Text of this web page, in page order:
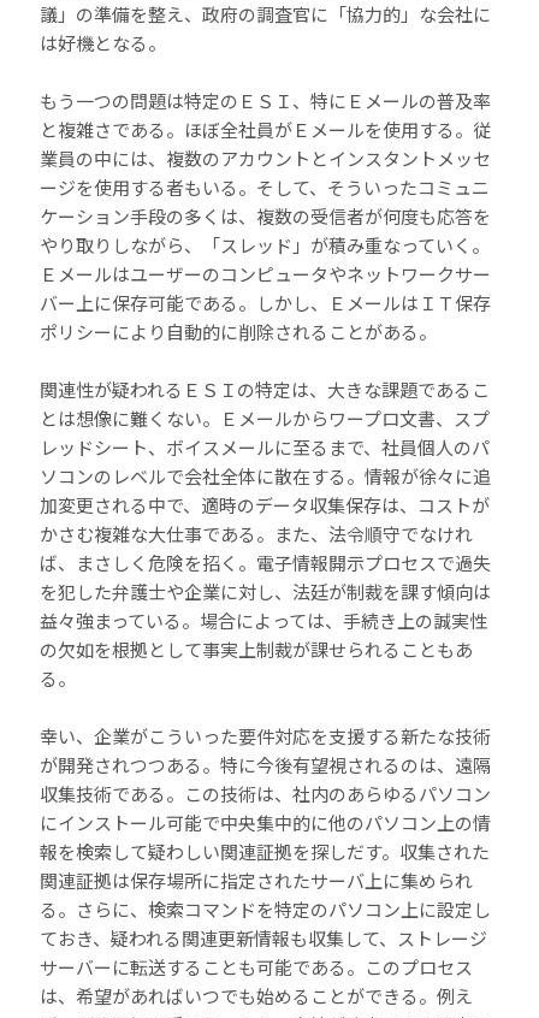
議」の準備を整え、政府の調査官に「協力的」な会社に
は好機となる。
もう一つの問題は特定のＥＳＩ、特にＥメールの普及率
と複雑さである。ほぼ全社員がＥメールを使用する。従
業員の中には、複数のアカウントとインスタントメッセ
ージを使用する者もいる。そして、そういったコミュニ
ケーション手段の多くは、複数の受信者が何度も応答を
やり取りしながら、「スレッド」が積み重なっていく。
Ｅメールはユーザーのコンピュータやネットワークサー
バー上に保存可能である。しかし、ＥメールはＩＴ保存
ポリシーにより自動的に削除されることがある。
関連性が疑われるＥＳＩの特定は、大きな課題であるこ
とは想像に難くない。Ｅメールからワープロ文書、スプ
レッドシート、ボイスメールに至るまで、社員個人のパ
ソコンのレベルで会社全体に散在する。情報が徐々に追
加変更される中で、適時のデータ収集保存は、コストが
かさむ複雑な大仕事である。また、法令順守でなけれ
ば、まさしく危険を招く。電子情報開示プロセスで過失
を犯した弁護士や企業に対し、法廷が制裁を課す傾向は
益々強まっている。場合によっては、手続き上の誠実性
の欠如を根拠として事実上制裁が課せられることもあ
る。
幸い、企業がこういった要件対応を支援する新たな技術
が開発されつつある。特に今後有望視されるのは、遠隔
収集技術である。この技術は、社内のあらゆるパソコン
にインストール可能で中央集中的に他のパソコン上の情
報を検索して疑わしい関連証拠を探しだす。収集された
関連証拠は保存場所に指定されたサーバ上に集められ
る。さらに、検索コマンドを特定のパソコン上に設定し
ておき、疑われる関連更新情報も収集して、ストレージ
サーバーに転送することも可能である。このプロセス
は、希望があればいつでも始めることができる。例え